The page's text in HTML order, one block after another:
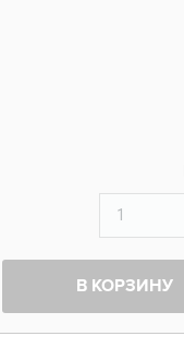
В КОРЗИНУ